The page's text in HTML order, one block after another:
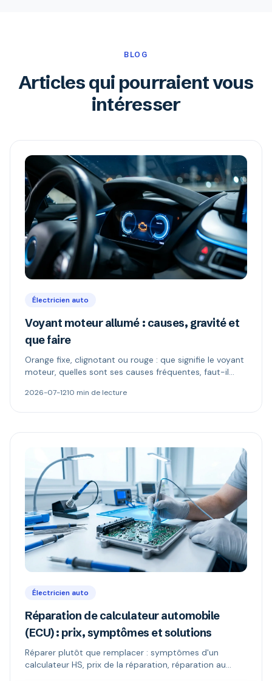
BLOG
Articles qui pourraient vous
intéresser
Électricien auto
Voyant moteur allumé : causes, gravité et
que faire
Orange fixe, clignotant ou rouge : que signifie le voyant
moteur, quelles sont ses causes fréquentes, faut-il
2026-07-1210 min de lecture
Électricien auto
Réparation de calculateur automobile
(ECU) : prix, symptômes et solutions
Réparer plutôt que remplacer : symptômes d'un
calculateur HS, prix de la réparation, réparation au